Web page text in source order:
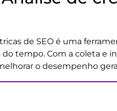
de SEO é uma
do tempo. Com a coleta
o desempenho